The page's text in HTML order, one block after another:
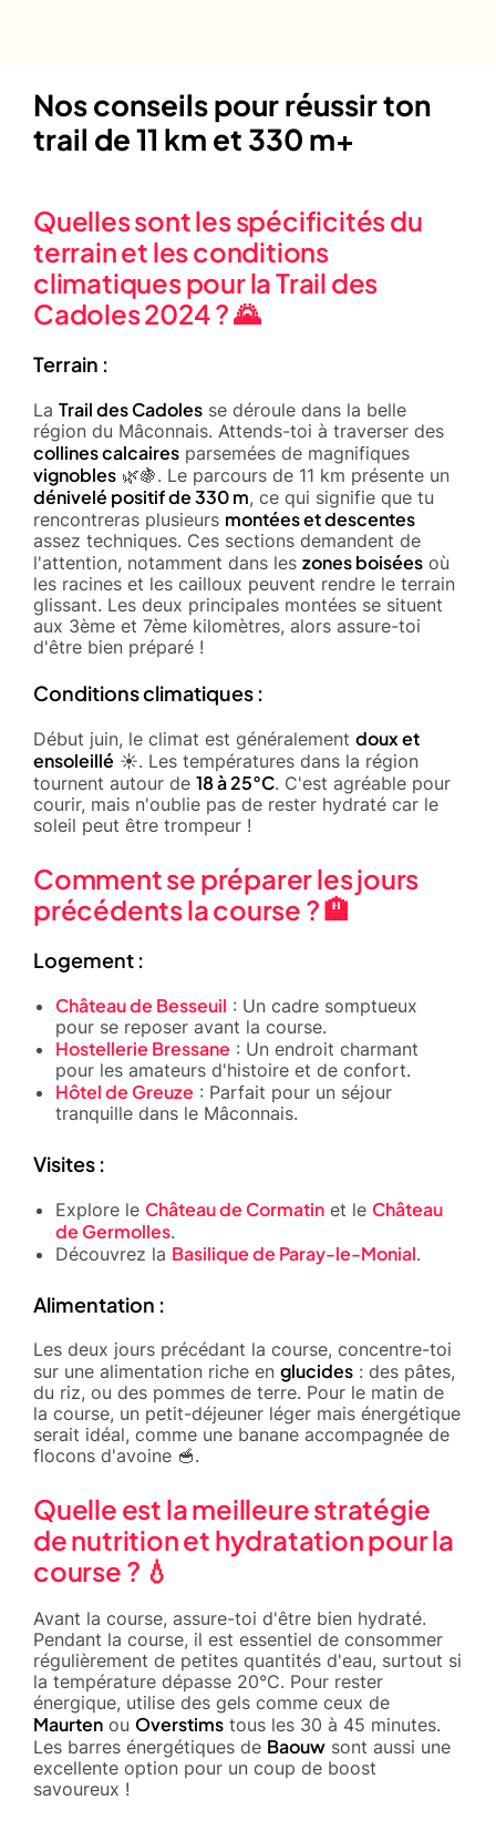
Nos conseils pour réussir ton
trail de 11 km et 330 m+
Quelles sont les spécificités du
terrain et les conditions
climatiques pour la Trail des
Cadoles 2024 ? 🌄
Terrain :
La Trail des Cadoles se déroule dans la belle
région du Mâconnais. Attends-toi à traverser des
collines calcaires parsemées de magnifiques
vignobles 🌿🍇. Le parcours de 11 km présente un
dénivelé positif de 330 m, ce qui signifie que tu
rencontreras plusieurs montées et descentes
assez techniques. Ces sections demandent de
l'attention, notamment dans les zones boisées où
les racines et les cailloux peuvent rendre le terrain
glissant. Les deux principales montées se situent
aux 3ème et 7ème kilomètres, alors assure-toi
d'être bien préparé !
Conditions climatiques :
Début juin, le climat est généralement doux et
ensoleillé ☀️. Les températures dans la région
tournent autour de 18 à 25°C. C'est agréable pour
courir, mais n'oublie pas de rester hydraté car le
soleil peut être trompeur !
Comment se préparer les jours
précédents la course ? 🏨
Logement :
Château de Besseuil : Un cadre somptueux
pour se reposer avant la course.
Hostellerie Bressane : Un endroit charmant
pour les amateurs d'histoire et de confort.
Hôtel de Greuze : Parfait pour un séjour
tranquille dans le Mâconnais.
Visites :
Explore le Château de Cormatin et le Château
de Germolles.
Découvrez la Basilique de Paray-le-Monial.
Alimentation :
Les deux jours précédant la course, concentre-toi
sur une alimentation riche en glucides : des pâtes,
du riz, ou des pommes de terre. Pour le matin de
la course, un petit-déjeuner léger mais énergétique
serait idéal, comme une banane accompagnée de
flocons d'avoine 🥣.
Quelle est la meilleure stratégie
de nutrition et hydratation pour la
course ? 💧
Avant la course, assure-toi d'être bien hydraté.
Pendant la course, il est essentiel de consommer
régulièrement de petites quantités d'eau, surtout si
la température dépasse 20°C. Pour rester
énergique, utilise des gels comme ceux de
Maurten ou Overstims tous les 30 à 45 minutes.
Les barres énergétiques de Baouw sont aussi une
excellente option pour un coup de boost
savoureux !